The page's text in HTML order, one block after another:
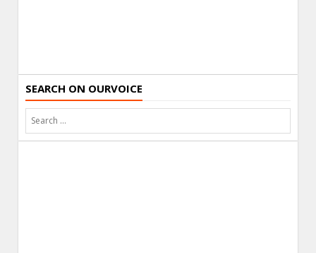
SEARCH ON OURVOICE